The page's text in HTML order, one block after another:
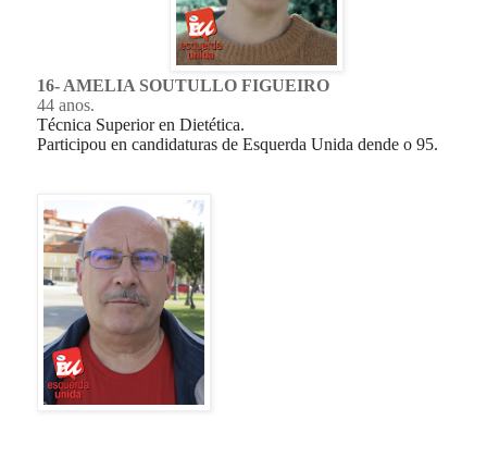
16- AMELIA SOUTULLO FIGUEIRO
44 anos.
Técnica Superior en Dietética.
Participou en candidaturas de Esquerda Unida dende o 95.